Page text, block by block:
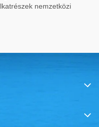
nemzetközi